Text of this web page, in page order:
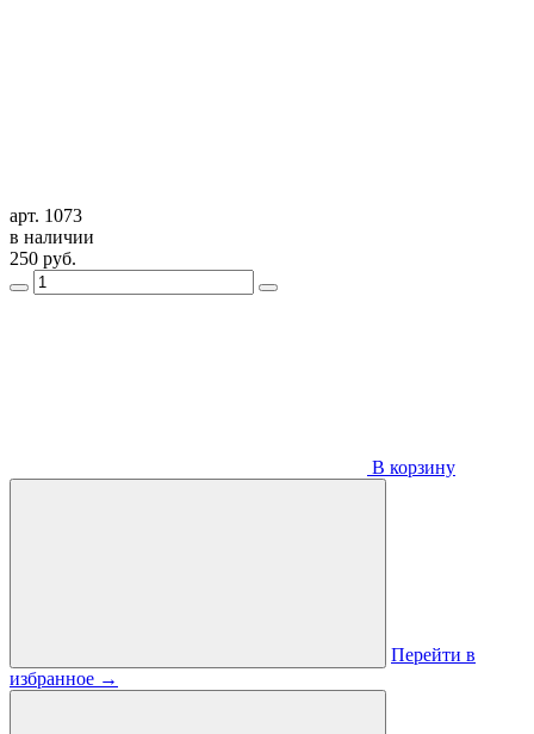
арт. 1073
в наличии
250 руб.
В корзину
Перейти в
избранное →